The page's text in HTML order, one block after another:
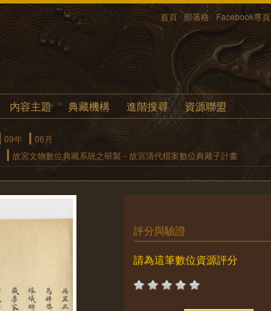
首頁 部落格 Facebook專頁
內容主題 典藏機構 進階搜尋 資源聯盟
09年
06月
故宮文物數位典藏系統之研製－故宮清代檔案數位典藏子計畫
評分與驗證
請為這筆數位資源評分